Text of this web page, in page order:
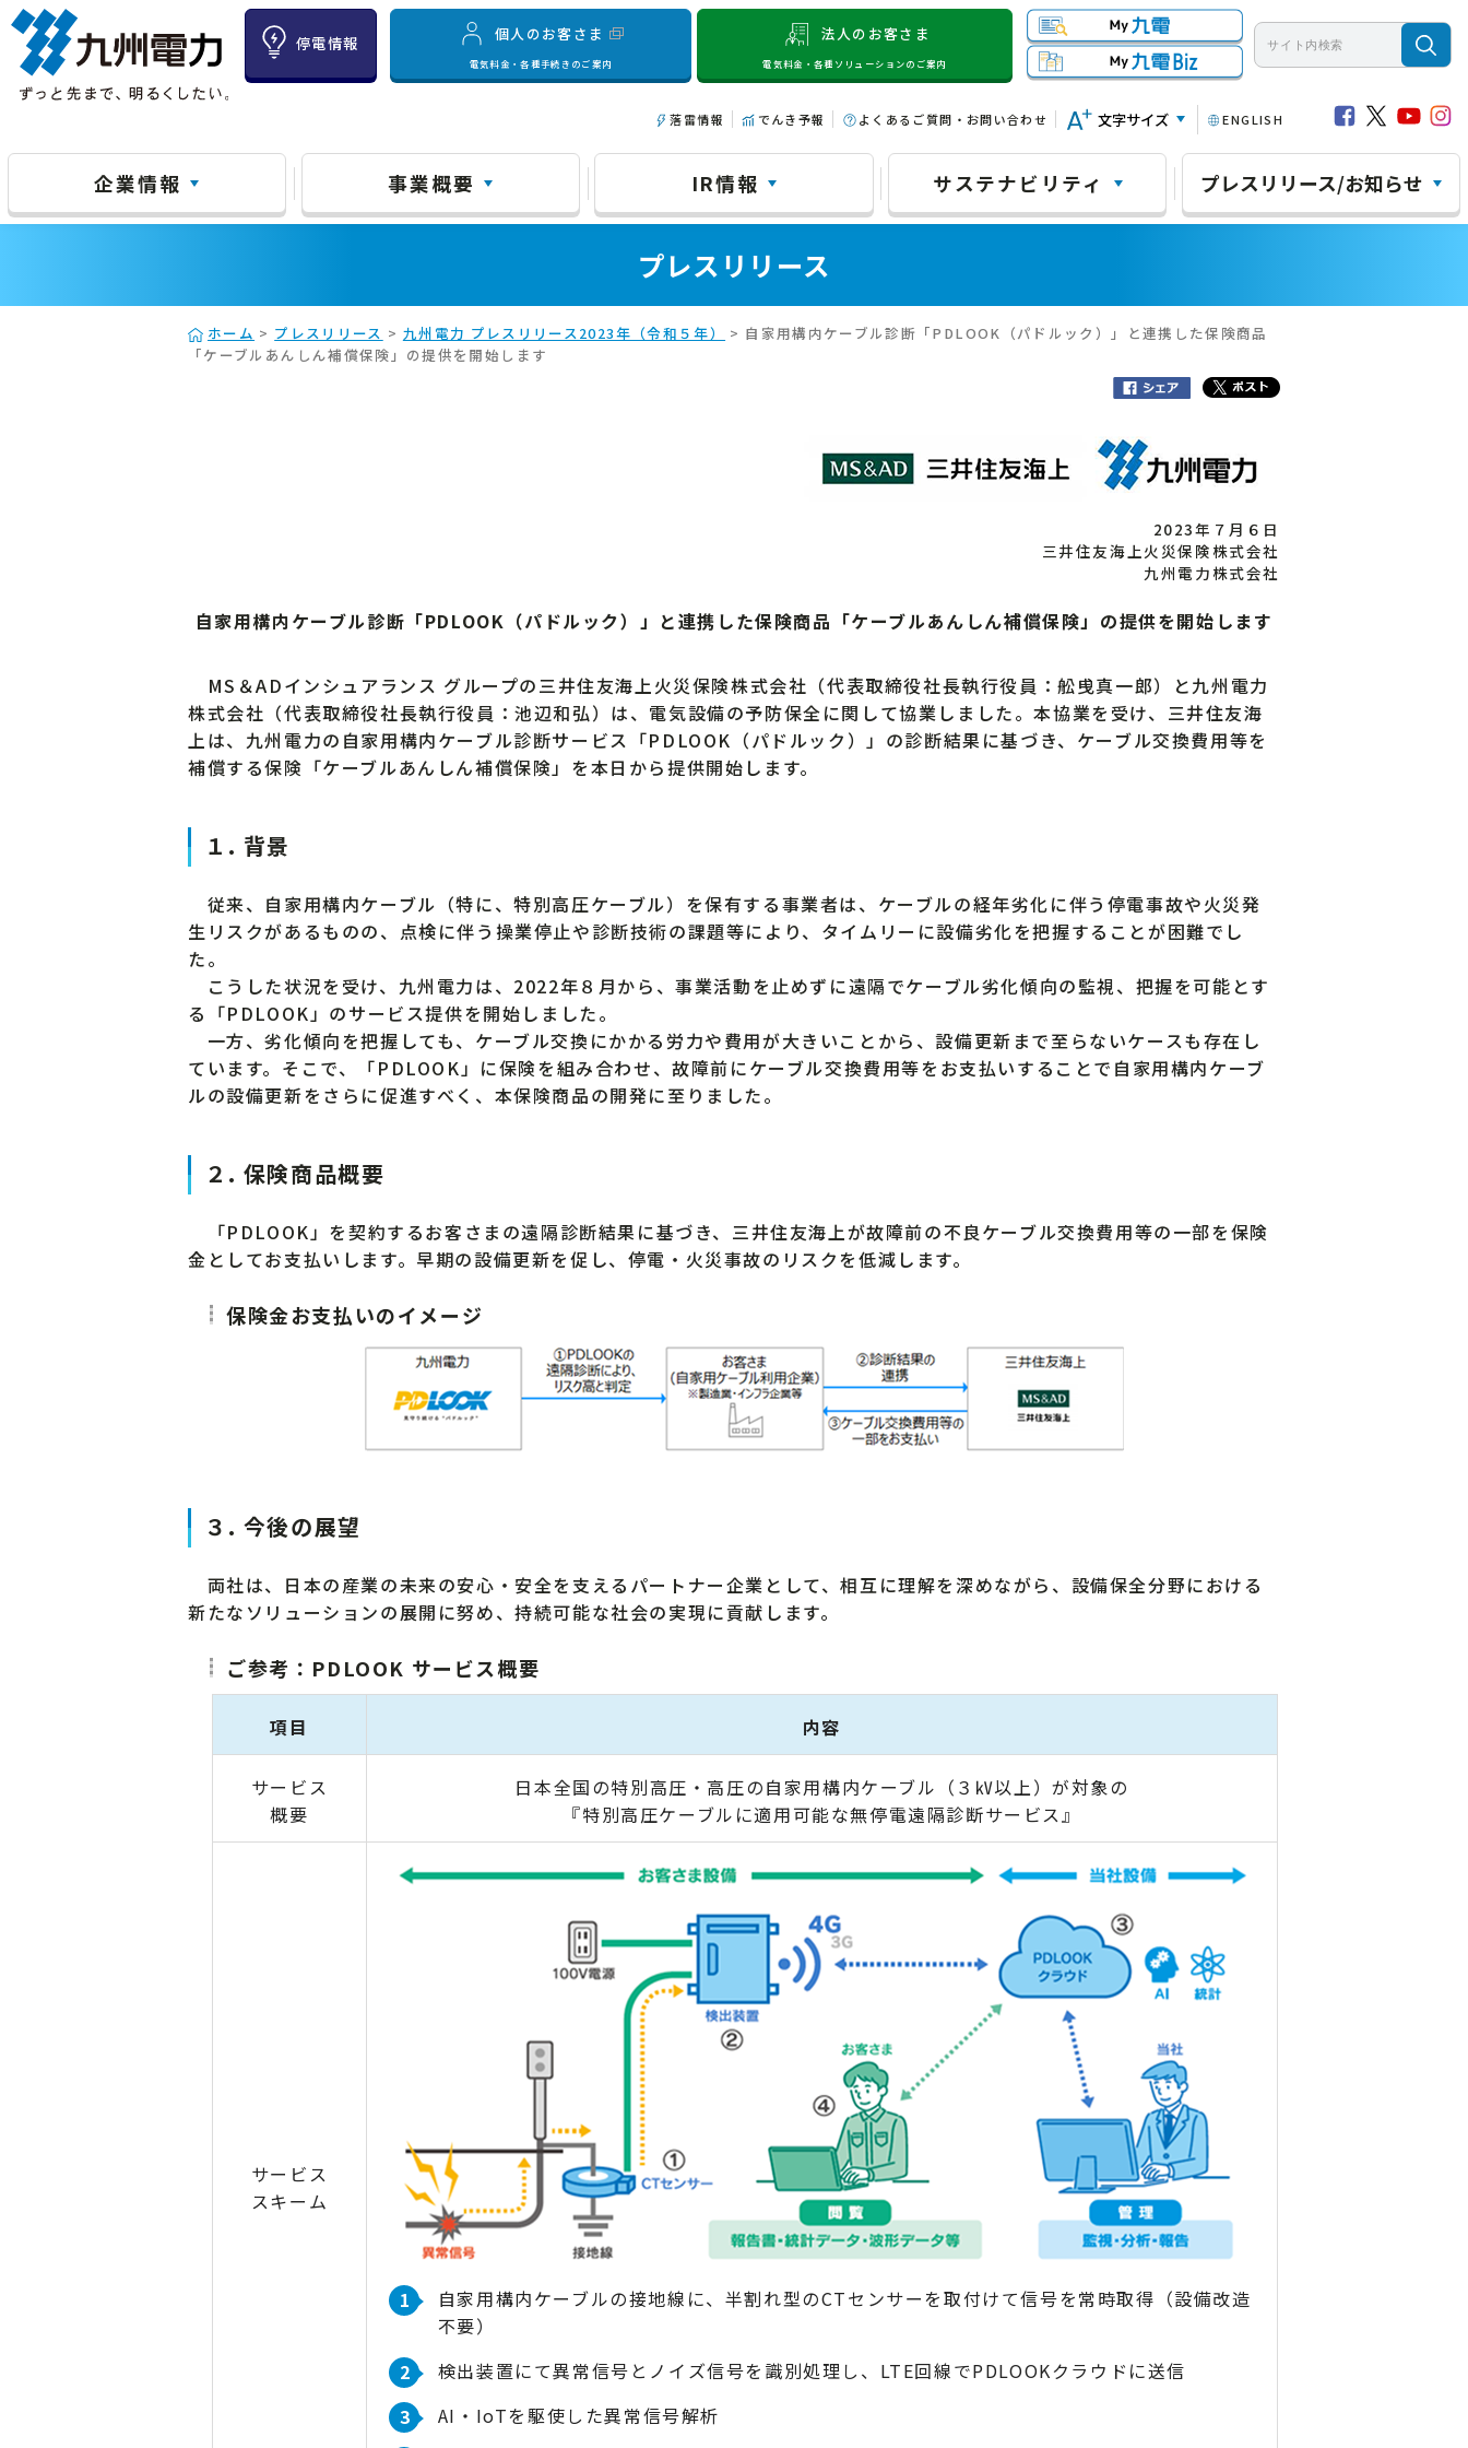
停電情報
個人のお客さま
電気料金・各種手続きのご案内
法人のお客さま
電気料金・各種ソリューションのご案内
落雷情報 でんき予報 よくあるご質問・お問い合わせ 文字サイズ ENGLISH
企業情報 事業概要 IR情報 サステナビリティ プレスリリース/お知らせ
プレスリリース
ホーム > プレスリリース > 九州電力 プレスリリース2023年（令和５年）
> 自家用構内ケーブル診断「PDLOOK（パドルック）」と連携した保険商品
「ケーブルあんしん補償保険」の提供を開始します
2023年７月６日
三井住友海上火災保険株式会社
九州電力株式会社
自家用構内ケーブル診断「PDLOOK（パドルック）」と連携した保険商品「ケーブルあんしん補償保険」の提供を開始します
MS＆ADインシュアランス グループの三井住友海上火災保険株式会社（代表取締役社長執行役員：舩曵真一郎）と九州電力
株式会社（代表取締役社長執行役員：池辺和弘）は、電気設備の予防保全に関して協業しました。本協業を受け、三井住友海
上は、九州電力の自家用構内ケーブル診断サービス「PDLOOK（パドルック）」の診断結果に基づき、ケーブル交換費用等を
補償する保険「ケーブルあんしん補償保険」を本日から提供開始します。
１. 背景
従来、自家用構内ケーブル（特に、特別高圧ケーブル）を保有する事業者は、ケーブルの経年劣化に伴う停電事故や火災発
生リスクがあるものの、点検に伴う操業停止や診断技術の課題等により、タイムリーに設備劣化を把握することが困難でし
た。
こうした状況を受け、九州電力は、2022年８月から、事業活動を止めずに遠隔でケーブル劣化傾向の監視、把握を可能とす
る「PDLOOK」のサービス提供を開始しました。
一方、劣化傾向を把握しても、ケーブル交換にかかる労力や費用が大きいことから、設備更新まで至らないケースも存在し
ています。そこで、「PDLOOK」に保険を組み合わせ、故障前にケーブル交換費用等をお支払いすることで自家用構内ケーブ
ルの設備更新をさらに促進すべく、本保険商品の開発に至りました。
２. 保険商品概要
「PDLOOK」を契約するお客さまの遠隔診断結果に基づき、三井住友海上が故障前の不良ケーブル交換費用等の一部を保険
金としてお支払いします。早期の設備更新を促し、停電・火災事故のリスクを低減します。
保険金お支払いのイメージ
３. 今後の展望
両社は、日本の産業の未来の安心・安全を支えるパートナー企業として、相互に理解を深めながら、設備保全分野における
新たなソリューションの展開に努め、持続可能な社会の実現に貢献します。
ご参考：PDLOOK サービス概要
項目 内容
サービス
概要
日本全国の特別高圧・高圧の自家用構内ケーブル（３㎸以上）が対象の
『特別高圧ケーブルに適用可能な無停電遠隔診断サービス』
サービス
スキーム
自家用構内ケーブルの接地線に、半割れ型のCTセンサーを取付けて信号を常時取得（設備改造
不要）
検出装置にて異常信号とノイズ信号を識別処理し、LTE回線でPDLOOKクラウドに送信
AI・IoTを駆使した異常信号解析